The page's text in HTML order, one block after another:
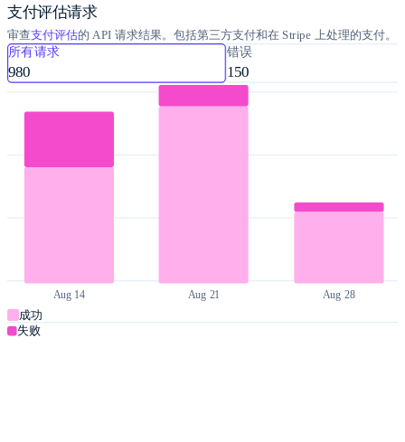
支付评估请求
审查支付评估的 API 请求结果。包括第三方支付和在 Stripe 上处理的支付。
所有请求
980
错误
150
Aug 14 Aug 21 Aug 28
成功
失败